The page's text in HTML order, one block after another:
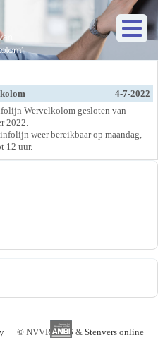
4-7-2022
Wervelkolom gesloten van
2022.
weer bereikbaar op maandag,
12 uur.
© NVVR 2026 & Stenvers online